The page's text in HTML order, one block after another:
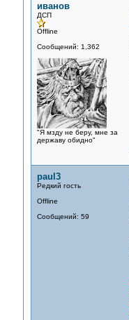
иванов
ДСП
Offline
Сообщений: 1,362
"Я мзду не беру, мне за
державу обидно"
paul3
Редкий гость
Offline
Сообщений: 59